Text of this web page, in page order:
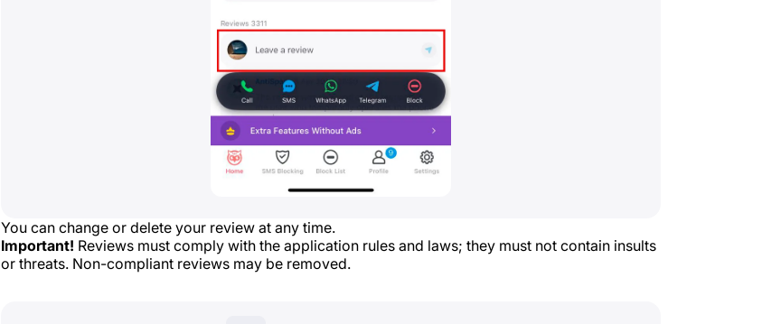
You can change or delete your review at any time.
Important! Reviews must comply with the application rules and laws; they must not contain insults
or threats. Non-compliant reviews may be removed.